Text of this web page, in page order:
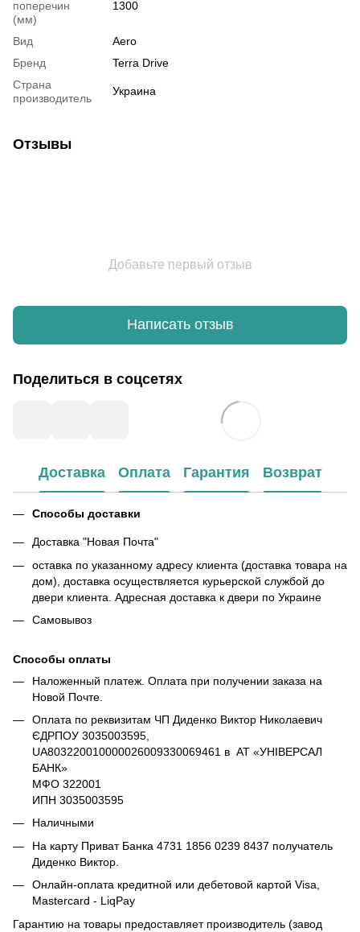
поперечин
(мм)
1300
Вид
Aero
Бренд
Terra Drive
Страна
производитель
Украина
Отзывы
Добавьте первый отзыв
Написать отзыв
Поделиться в соцсетях
Доставка Оплата Гарантия Возврат
Способы доставки
Доставка "Новая Почта"
оставка по указанному адресу клиента (доставка товара на
дом), доставка осуществляется курьерской службой до
двери клиента. Адресная доставка к двери по Украине
Самовывоз
Способы оплаты
Наложенный платеж. Оплата при получении заказа на
Новой Почте.
Оплата по реквизитам ЧП Диденко Виктор Николаевич
ЄДРПОУ 3035003595,
UA803220010000026009330069461 в АТ «УНІВЕРСАЛ
БАНК»
МФО 322001
ИПН 3035003595
Наличными
На карту Приват Банка 4731 1856 0239 8437 получатель
Диденко Виктор.
Онлайн-оплата кредитной или дебетовой картой Visa,
Mastercard - LiqPay
Гарантию на товары предоставляет производитель (завод